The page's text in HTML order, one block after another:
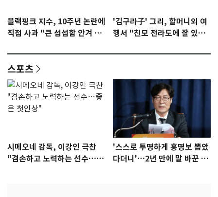
블랙핑크 지수, 10주년 논란에
직접 사과 "큰 섭섭함 안겨 미
'김구라子' 그리, 할머니외 여
행서 "친모 전라도에 잘 있
스포츠
시메오네 감독, 이강인 극찬
"겸손하고 노력하는 선수…좋
'스스로 투명하게 홍명보 뽑았
다더니'…2년 만에 말 바꾼 이